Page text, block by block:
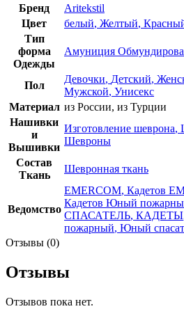
Бренд
Aritekstil
Цвет
белый, Желтый,
Тип
форма
Одежды
Амуниция
Пол
Девочки, Детский,
Мужской, Унисекс
Материал из России, из Турции
Нашивки
и
Вышивки
Изготовление шеврона,
Шевроны
Состав
Ткань
Шевронная ткань
Ведомство
EMERCOM, Кадетов
Кадетов Юный
СПАСАТЕЛЬ, КАДЕТЫ
пожарный, Юный
Отзывы (0)
Отзывы
Отзывов пока нет.